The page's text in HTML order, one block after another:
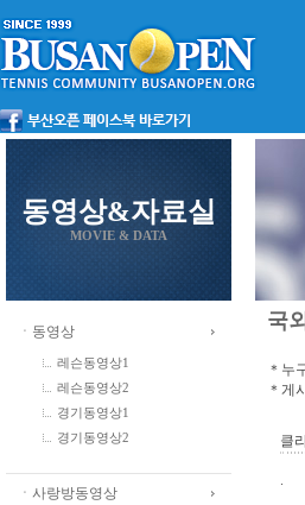
동영상&자료실
MOVIE & DATA
ㆍ동영상
레슨동영상1
레슨동영상2
경기동영상1
경기동영상2
ㆍ사랑방동영상
국
＊누
＊게
클
.